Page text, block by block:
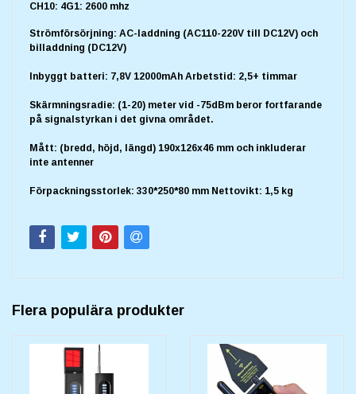
CH10: 4G1: 2600 mhz
Strömförsörjning: AC-laddning (AC110-220V till DC12V) och
billaddning (DC12V)
Inbyggt batteri: 7,8V 12000mAh Arbetstid: 2,5+ timmar
Skärmningsradie: (1-20) meter vid -75dBm beror fortfarande
på signalstyrkan i det givna området.
Mått: (bredd, höjd, längd) 190x126x46 mm och inkluderar
inte antenner
Förpackningsstorlek: 330*250*80 mm Nettovikt: 1,5 kg
Flera populära produkter